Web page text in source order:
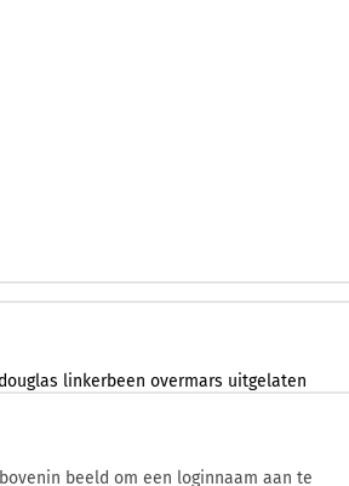
douglas linkerbeen overmars uitgelaten
beeld om een loginnaam aan te